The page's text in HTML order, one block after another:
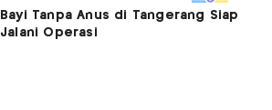
Bayi Tanpa Anus di Tangerang Siap
Jalani Operasi